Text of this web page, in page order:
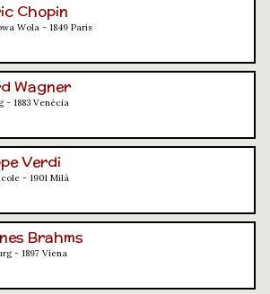
Chopin
Wola - 1849 París
Wagner
- 1883 Venècia
Verdi
- 1901 Milà
Brahms
- 1897 Viena